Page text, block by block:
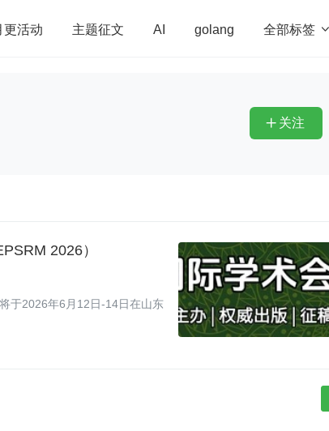
更活动 主题征文 AI golang 全部标签 
redis
 关注
2026）
于2026年6月12日-14日在山东